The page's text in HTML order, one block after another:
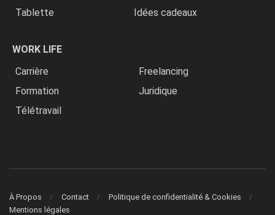
Tablette
Idées cadeaux
WORK LIFE
Carrière
Freelancing
Formation
Juridique
Télétravail
À Propos Contact
Politique de confidentialité & Cookies
Mentions légales